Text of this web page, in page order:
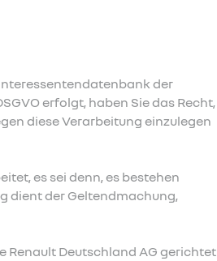
der
erfolgt, haben Sie das Recht,
diese Verarbeitung einzulegen
es sei denn, es bestehen
dient der Geltendmachung,
Renault Deutschland AG gerichtet